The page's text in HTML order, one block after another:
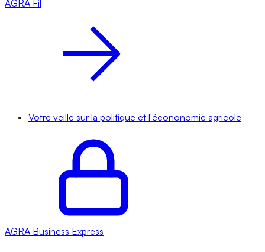
AGRA Fil
Votre veille sur la politique et l'écononomie agricole
AGRA Business Express